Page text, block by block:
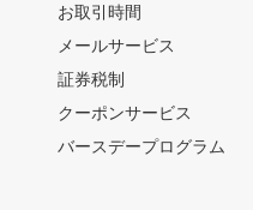
お取引時間
メールサービス
証券税制
クーポンサービス
バースデープログラム